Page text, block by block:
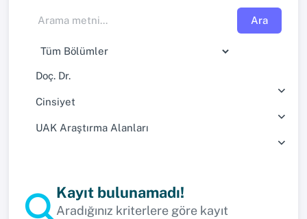
Ara
Doç. Dr.
Cinsiyet
UAK Araştırma Alanları
Kayıt bulunamadı!
Aradığınız kriterlere göre kayıt